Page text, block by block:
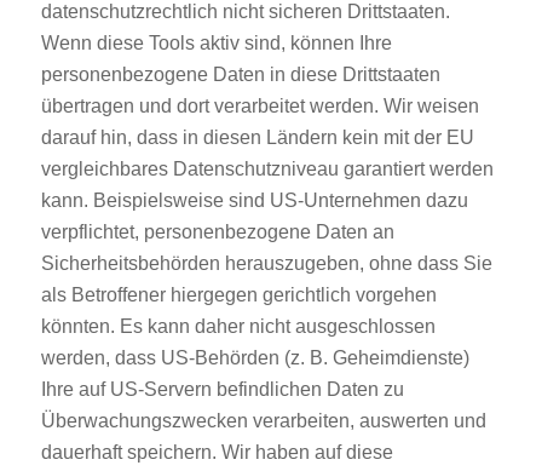
datenschutzrechtlich nicht sicheren Drittstaaten.
Wenn diese Tools aktiv sind, können Ihre
personenbezogene Daten in diese Drittstaaten
übertragen und dort verarbeitet werden. Wir weisen
darauf hin, dass in diesen Ländern kein mit der EU
vergleichbares Datenschutzniveau garantiert werden
kann. Beispielsweise sind US-Unternehmen dazu
verpflichtet, personenbezogene Daten an
Sicherheitsbehörden herauszugeben, ohne dass Sie
als Betroffener hiergegen gerichtlich vorgehen
könnten. Es kann daher nicht ausgeschlossen
werden, dass US-Behörden (z. B. Geheimdienste)
Ihre auf US-Servern befindlichen Daten zu
Überwachungszwecken verarbeiten, auswerten und
dauerhaft speichern. Wir haben auf diese